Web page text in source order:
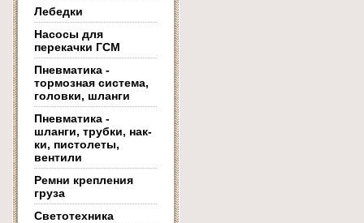
Лебедки
Насосы для
перекачки ГСМ
Пневматика -
тормозная система,
головки, шланги
Пневматика -
шланги, трубки, нак-
ки, пистолеты,
вентили
Ремни крепления
груза
Светотехника